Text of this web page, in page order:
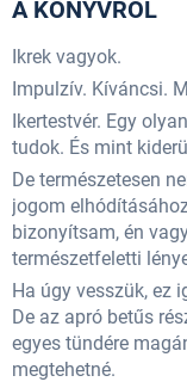
A KÖNYVRŐL
Ikrek vagyok.
Impulzív. Kíváncsi.
Ikertestvér. Egy
tudok. És mint
De természetesen
jogom
bizonyítsam, én
természetfeletti
Ha úgy vesszük, ez
De az apró betűs
egyes tündére
megtehetné.